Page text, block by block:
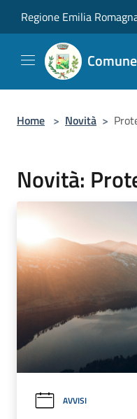
Regione Emilia
Home > Novità >
Novità:
AVVISI